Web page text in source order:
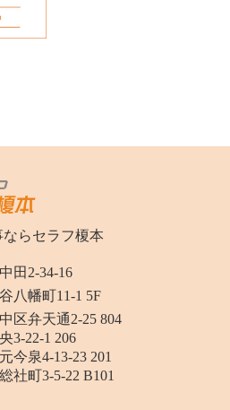
らセラフ榎本
田2-34-16
八幡町11-1 5F
区弁天通2-25 804
3-22-1 206
今泉4-13-23 201
社町3-5-22 B101